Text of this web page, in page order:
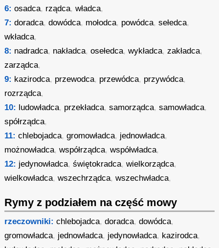
6: osadca, rządca,władca,
7: doradca,dowódca, mołodca, powódca,sełedca,
wkładca,
8: nadradca, nakładca,osełedca,wykładca,zakładca,
zarządca,
9: kazirodca, przewodca, przewódca, przywódca,
rozrządca,
10: ludowładca, przekładca,samorządca,samowładca,
spółrządca,
11: chlebojadca,gromowładca, jednowładca,
możnowładca,współrządca,współwładca,
12: jedynowładca,świętokradca,wielkorządca,
wielkowładca,wszechrządca,wszechwładca,
Rymy z podziałem na część mowy
rzeczowniki: chlebojadca,doradca,dowódca,
gromowładca, jednowładca, jedynowładca, kazirodca,